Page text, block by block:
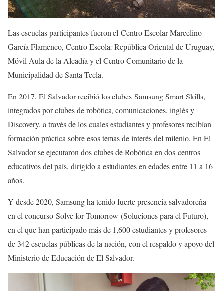
Las escuelas participantes fueron el Centro Escolar Marcelino
García Flamenco, Centro Escolar República Oriental de Uruguay,
Móvil Aula de la Alcadía y el Centro Comunitario de la
Municipalidad de Santa Tecla.
En 2017, El Salvador recibió los clubes Samsung Smart Skills,
integrados por clubes de robótica, comunicaciones, inglés y
Discovery, a través de los cuales estudiantes y profesores recibían
formación práctica sobre esos temas de interés del milenio. En El
Salvador se ejecutaron dos clubes de Robótica en dos centros
educativos del país, dirigido a estudiantes en edades entre 11 a 16
años.
Y desde 2020, Samsung ha tenido fuerte presencia salvadoreña
en el concurso Solve for Tomorrow (Soluciones para el Futuro),
en el que han participado más de 1,600 estudiantes y profesores
de 342 escuelas públicas de la nación, con el respaldo y apoyo del
Ministerio de Educación de El Salvador.